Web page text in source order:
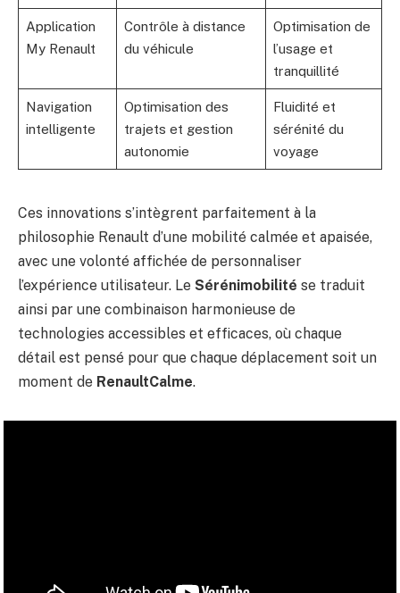
Application
My Renault
Contrôle à distance
du véhicule
Optimisation de
l’usage et
tranquillité
Navigation
intelligente
Optimisation des
trajets et gestion
autonomie
Fluidité et
sérénité du
voyage
Ces innovations s’intègrent parfaitement à la
philosophie Renault d’une mobilité calmée et apaisée,
avec une volonté affichée de personnaliser
l’expérience utilisateur. Le Sérénimobilité se traduit
ainsi par une combinaison harmonieuse de
technologies accessibles et efficaces, où chaque
détail est pensé pour que chaque déplacement soit un
moment de RenaultCalme.